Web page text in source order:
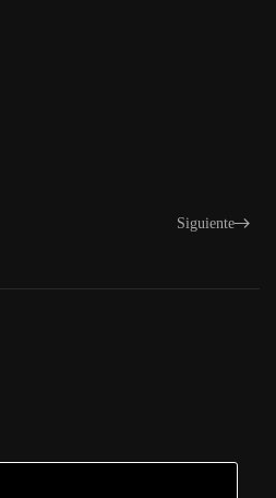
Siguiente